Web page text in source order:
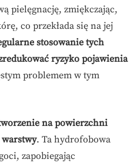
pielęgnację, zmiękczając,
co przekłada się na jej
stosowanie tych
ryzyko pojawienia
problemem w tym
na powierzchni
. Ta hydrofobowa
zapobiegając